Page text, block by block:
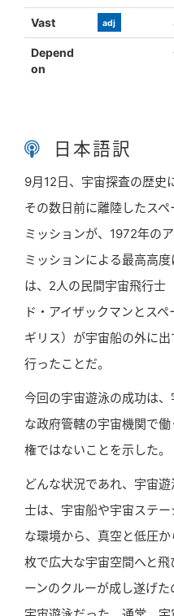
Vast adj
Depend
on
日本語訳
9月12日、宇宙探査の歴史
その数日前に離陸したスペ
ミッションが、1972年の
ミッションによる最高高
は、2人の民間宇宙飛行士
ド・アイザックマンとス
ギリス）が宇宙船の外に
行ったことだ。
今回の宇宙遊泳の成功は
な政府管轄の宇宙機関で
権ではないことを示した。
どんな状況であれ、宇宙
士は、宇宙船や宇宙ステ
な環境から、真空と低圧
枚で広大な宇宙空間へと
ーンのクルーが成し遂げ